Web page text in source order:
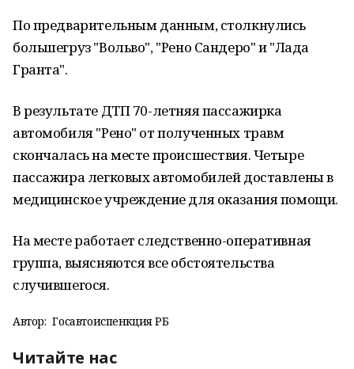
По предварительным данным, столкнулись
большегруз "Вольво", "Рено Сандеро" и "Лада
Гранта".
В результате ДТП 70-летняя пассажирка
автомобиля "Рено" от полученных травм
скончалась на месте происшествия. Четыре
пассажира легковых автомобилей доставлены в
медицинское учреждение для оказания помощи.
На месте работает следственно-оперативная
группа, выясняются все обстоятельства
случившегося.
Автор: Госавтоиспенкция РБ
Читайте нас